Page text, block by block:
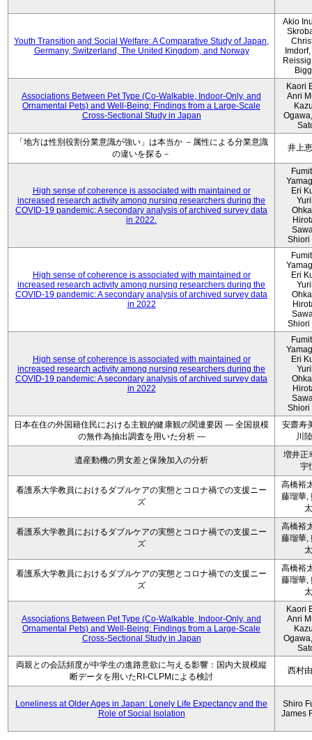
Youth Transition and Social Welfare: A Comparative Study of Japan,
Germany, Switzerland, The United Kingdom, and Norway
Akio
Associations Between Pet Type (Co-Walkable, Indoor-Only, and
Ornamental Pets) and Well-Being: Findings from a Large-Scale
Cross-Sectional Study in Japan
Kaori
Anri
「地方は性別役割分業意識が強い」は本当か －属性による分業意識
の違いを探る－
井上
High sense of coherence is associated with maintained or
increased research activity among nursing researchers during the
COVID-19 pandemic: A secondary analysis of archived survey data
in 2022.
Eri
Shiori
High sense of coherence is associated with maintained or
increased research activity among nursing researchers during the
COVID-19 pandemic: A secondary analysis of archived survey data
in 2022
Eri
Shiori
High sense of coherence is associated with maintained or
increased research activity among nursing researchers during the
COVID-19 pandemic: A secondary analysis of archived survey data
in 2022
Eri
Shiori
日本在住の外国籍住民における主観的健康観の関連要因 ― 全国規模
の無作為抽出調査を用いた分析 ―
安齋寿
川
遺産動機の男女差と保険加入の分析
増井正
宇
看護系大学教員におけるダブルケアの実態とコロナ禍での支援ニー
ズ
高橋裕
藤瑠華,
太
看護系大学教員におけるダブルケアの実態とコロナ禍での支援ニー
ズ
高橋裕
藤瑠華,
太
看護系大学教員におけるダブルケアの実態とコロナ禍での支援ニー
ズ
高橋裕
藤瑠華,
太
Associations Between Pet Type (Co-Walkable, Indoor-Only, and
Ornamental Pets) and Well-Being: Findings from a Large-Scale
Cross-Sectional Study in Japan
Kaori
Anri
両親との会話頻度が中学生の進路意欲に与える影響：国内大規模縦
断データを用いたRI-CLPMによる検討
西村
Loneliness at Older Ages in Japan: Lonely Life Expectancy and the
Role of Social Isolation
Shiro
James